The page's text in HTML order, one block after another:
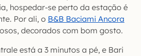
hospedar-se perto da estação é
Por ali, o B&B Baciami Ancora
decorados com bom gosto.
está a 3 minutos a pé, e Bari